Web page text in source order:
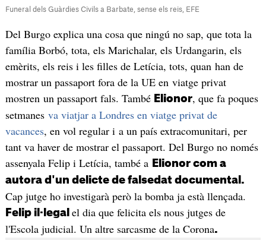
Funeral dels Guàrdies Civils a Barbate, sense els reis, EFE
Del Burgo explica una cosa que ningú no sap, que tota la
família Borbó, tota, els Marichalar, els Urdangarin, els
emèrits, els reis i les filles de Letícia, tots, quan han de
mostrar un passaport fora de la UE en viatge privat
mostren un passaport fals. També Elionor, que fa poques
setmanesva viatjar a Londres en viatge privat de
vacances, en vol regular i a un país extracomunitari, per
tant va haver de mostrar el passaport. Del Burgo no només
assenyala Felip i Letícia, també a Elionor com a
autora d'un delicte de falsedat documental.
Cap jutge ho investigarà però la bomba ja està llençada.
Felip il·legal el dia que felicita els nous jutges de
l'Escola judicial. Un altre sarcasme de la Corona.